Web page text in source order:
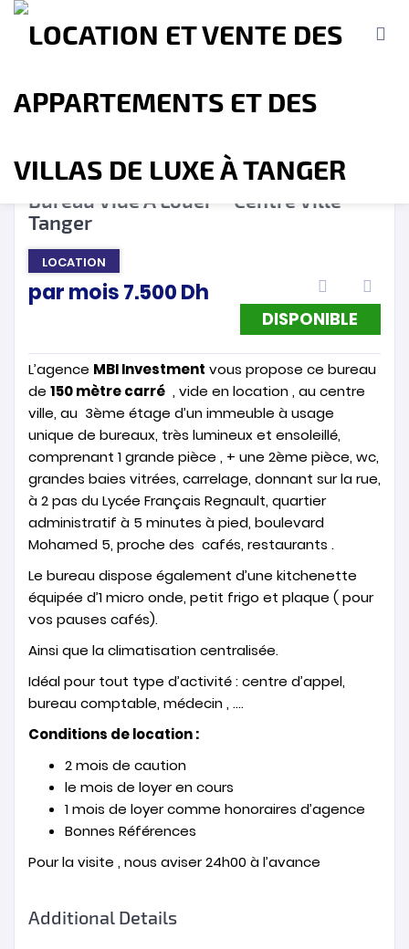
Accueil
Terrains Location de Vacances Contact
❮ ❯
Bureau Vide A Louer – Centre Ville –
Tanger
LOCATION
par mois7.500Dh
DISPONIBLE
L’agence MBI Investment vous propose ce bureau
de 150 mètre carré , vide en location , au centre
ville, au 3ème étage d’un immeuble à usage
unique de bureaux, très lumineux et ensoleillé,
comprenant 1 grande pièce , + une 2ème pièce, wc,
grandes baies vitrées, carrelage, donnant sur la rue,
à 2 pas du Lycée Français Regnault, quartier
administratif à 5 minutes à pied, boulevard
Mohamed 5, proche des cafés, restaurants .
Le bureau dispose également d’une kitchenette
équipée d’1 micro onde, petit frigo et plaque ( pour
vos pauses cafés).
Ainsi que la climatisation centralisée.
Idéal pour tout type d’activité : centre d’appel,
bureau comptable, médecin , ….
Conditions de location :
2 mois de caution
le mois de loyer en cours
1 mois de loyer comme honoraires d’agence
Bonnes Références
Pour la visite , nous aviser 24h00 à l’avance
Additional Details